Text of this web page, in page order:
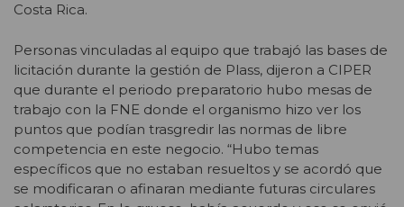
Costa Rica.
Personas vinculadas al equipo que trabajó las bases de
licitación durante la gestión de Plass, dijeron a CIPER
que durante el periodo preparatorio hubo mesas de
trabajo con la FNE donde el organismo hizo ver los
puntos que podían trasgredir las normas de libre
competencia en este negocio. “Hubo temas
específicos que no estaban resueltos y se acordó que
se modificaran o afinaran mediante futuras circulares